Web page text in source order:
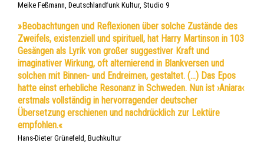
Meike Feßmann, Deutschlandfunk Kultur, Studio 9
»Beobachtungen und Reflexionen über solche Zustände des
Zweifels, existenziell und spirituell, hat Harry Martinson in 103
Gesängen als Lyrik von großer suggestiver Kraft und
imaginativer Wirkung, oft alternierend in Blankversen und
solchen mit Binnen- und Endreimen, gestaltet. (…) Das Epos
hatte einst erhebliche Resonanz in Schweden. Nun ist ›Aniara‹
erstmals vollständig in hervorragender deutscher
Übersetzung erschienen und nachdrücklich zur Lektüre
empfohlen.«
Hans-Dieter Grünefeld, Buchkultur